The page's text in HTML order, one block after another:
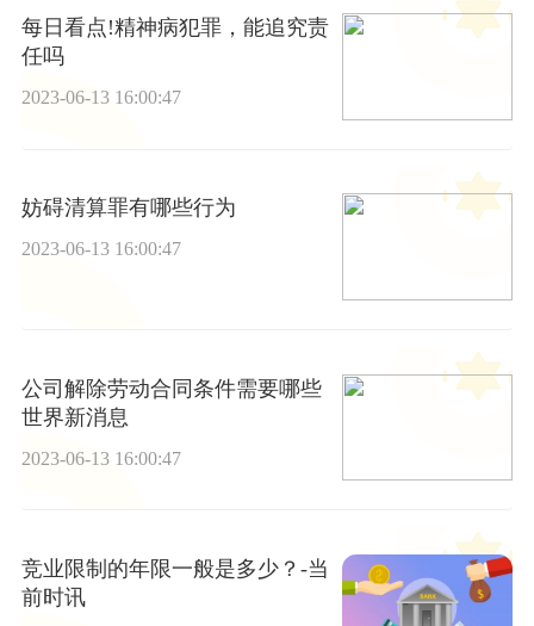
每日看点!精神病犯罪，能追究责
任吗
2023-06-13 16:00:47
妨碍清算罪有哪些行为
2023-06-13 16:00:47
公司解除劳动合同条件需要哪些
世界新消息
2023-06-13 16:00:47
竞业限制的年限一般是多少？-当
前时讯